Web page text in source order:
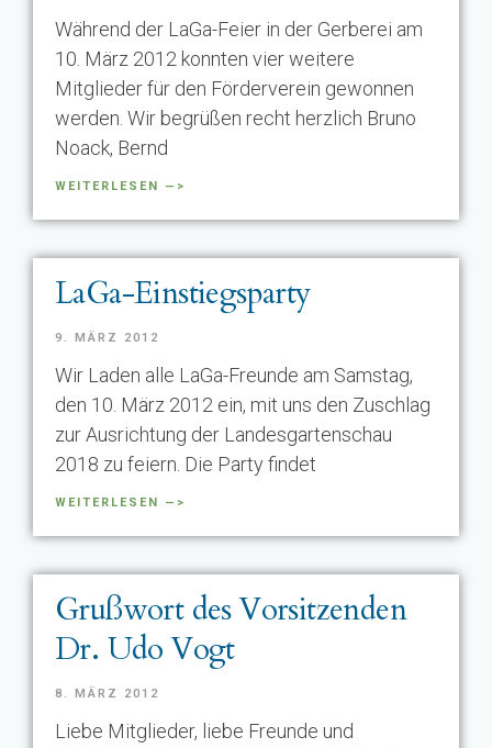
Während der LaGa-Feier in der Gerberei am
10. März 2012 konnten vier weitere
Mitglieder für den Förderverein gewonnen
werden. Wir begrüßen recht herzlich Bruno
Noack, Bernd
WEITERLESEN —>
LaGa-Einstiegsparty
9. MÄRZ 2012
Wir Laden alle LaGa-Freunde am Samstag,
den 10. März 2012 ein, mit uns den Zuschlag
zur Ausrichtung der Landesgartenschau
2018 zu feiern. Die Party findet
WEITERLESEN —>
Grußwort des Vorsitzenden
Dr. Udo Vogt
8. MÄRZ 2012
Liebe Mitglieder, liebe Freunde und